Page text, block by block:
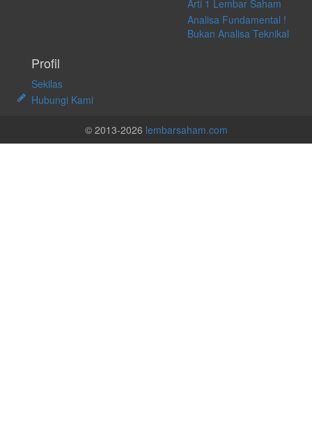
Arti 1 Lembar Saham
Analisa Fundamental !
Bukan Analisa Teknikal
Profil
Sekilas
Hubungi Kami
© 2013-2026 lembarsaham.com